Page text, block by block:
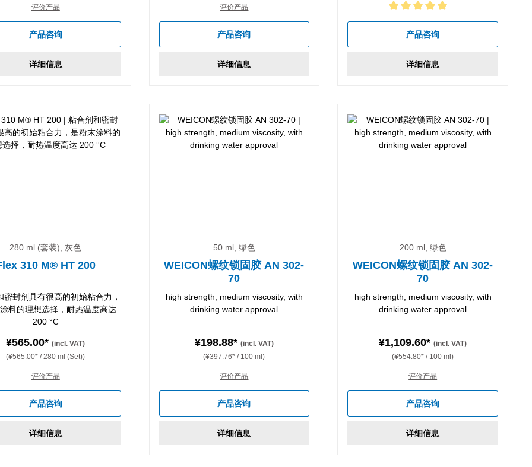
评价产品
产品咨询
详细信息
评价产品
产品咨询
详细信息
Average rating of 5 out of 5 stars
产品咨询
详细信息
280 ml (套装), 灰色
310 M® HT 200
密封剂具有很高的初始粘合力，
料的理想选择，耐热温度高达
200 °C
¥565.00*(incl. VAT)
(¥565.00* / 280 ml (Set))
评价产品
产品咨询
详细信息
50 ml, 绿色
WEICON螺纹锁固胶 AN 302-
70
high strength, medium viscosity, with
drinking water approval
¥198.88* (incl. VAT)
(¥397.76* / 100 ml)
评价产品
产品咨询
详细信息
200 ml, 绿色
WEICON螺纹锁固胶 AN 302-
70
high strength, medium viscosity, with
drinking water approval
¥1,109.60*(incl. VAT)
(¥554.80* / 100 ml)
评价产品
产品咨询
详细信息